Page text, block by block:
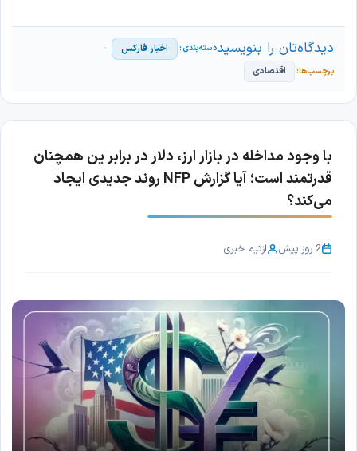
اخبار فارکس
اقتصادی
دیدگاه‌تان را بنویسید
با وجود مداخله در بازار ارز، دلار در برابر ین همچنان
قدرتمند است؛ آیا گزارش NFP روند جدیدی ایجاد
می‌کند؟
2 روز پیش ازتیم خبری